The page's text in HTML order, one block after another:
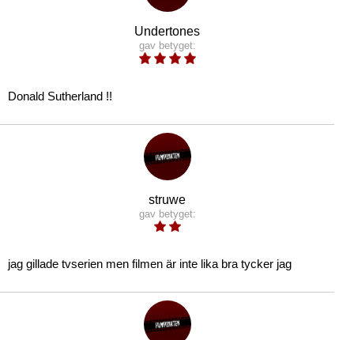
Undertones
gav betyget:
Donald Sutherland !!
struwe
gav betyget:
jag gillade tvserien men filmen är inte lika bra tycker jag